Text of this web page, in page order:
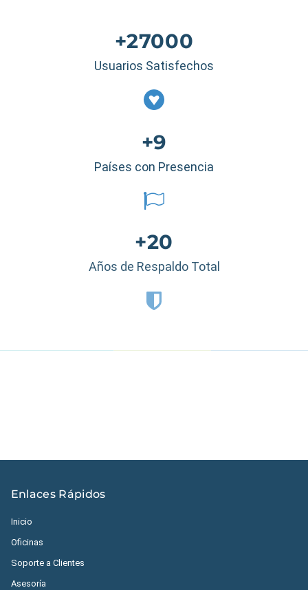
+27000
Usuarios Satisfechos
+9
Países con Presencia
+20
Años de Respaldo Total
Enlaces Rápidos
Inicio
Oficinas
Soporte a Clientes
Asesoría